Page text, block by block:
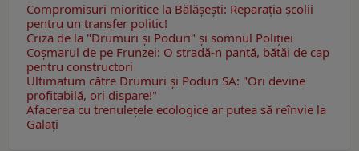
Compromisuri mioritice la Bălăşeşti: Reparaţia şcolii
pentru un transfer politic!
Criza de la "Drumuri şi Poduri" şi somnul Poliţiei
Coşmarul de pe Frunzei: O stradă-n pantă, bătăi de cap
pentru constructori
Ultimatum către Drumuri şi Poduri SA: "Ori devine
profitabilă, ori dispare!"
Afacerea cu trenuleţele ecologice ar putea să reînvie la
Galaţi